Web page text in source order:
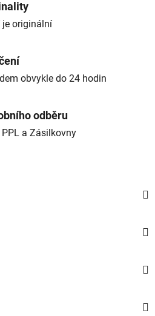
je originální
obvykle do 24 hodin
odběru
a Zásilkovny